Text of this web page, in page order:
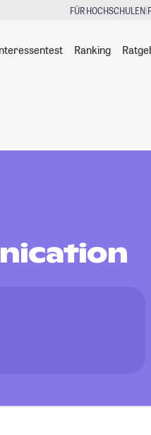
FÜR HOCHSCHULEN|
Ranking